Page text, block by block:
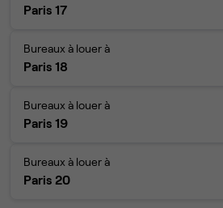
Paris 17
Bureaux à louer à
Paris 18
Bureaux à louer à
Paris 19
Bureaux à louer à
Paris 20